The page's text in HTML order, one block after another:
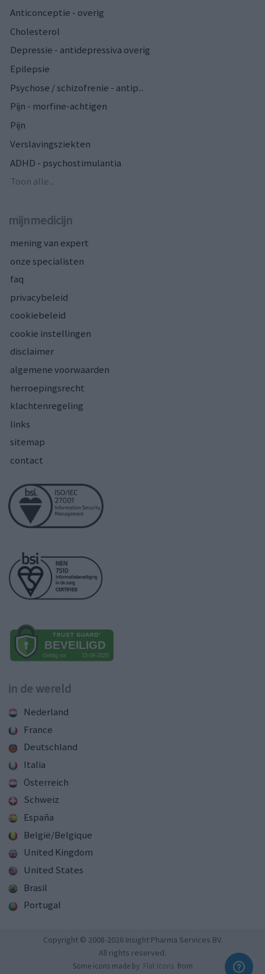
Anticonceptie - overig
Cholesterol
Depressie - antidepressiva overig
Epilepsie
Psychose / schizofrenie - antip...
Pijn - morfine-achtigen
Pijn
Verslavingsziekten
ADHD - psychostimulantia
Toon alle...
mijnmedicijn
mening van expert
onze specialisten
faq
privacybeleid
cookiebeleid
cookie instellingen
disclaimer
algemene voorwaarden
herroepingsrecht
klachtenregeling
links
sitemap
contact
in de wereld
Nederland
France
Deutschland
Italia
Österreich
Schweiz
España
België/Belgique
United Kingdom
United States
Brasil
Portugal
Copyright © 2008-2026 Insight Pharma Services BV.
All rights reserved.
Some icons made by Flat Icons from